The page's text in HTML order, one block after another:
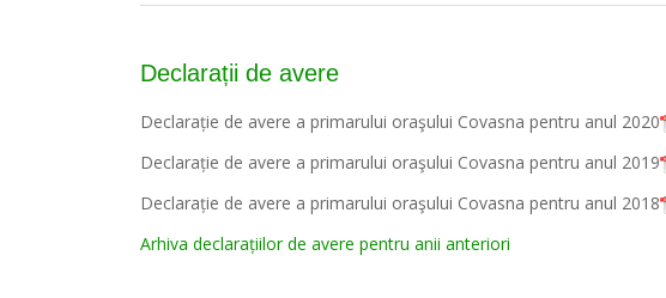
Declarații de avere
Declarație de avere a primarului oraşului Covasna pentru anul 2020
Declarație de avere a primarului oraşului Covasna pentru anul 2019
Declarație de avere a primarului oraşului Covasna pentru anul 2018
Arhiva declarațiilor de avere pentru anii anteriori